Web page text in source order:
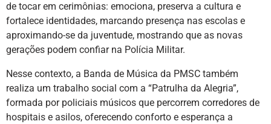
de tocar em cerimônias: emociona, preserva a cultura e
fortalece identidades, marcando presença nas escolas e
aproximando-se da juventude, mostrando que as novas
gerações podem confiar na Polícia Militar.
Nesse contexto, a Banda de Música da PMSC também
realiza um trabalho social com a “Patrulha da Alegria”,
formada por policiais músicos que percorrem corredores de
hospitais e asilos, oferecendo conforto e esperança a